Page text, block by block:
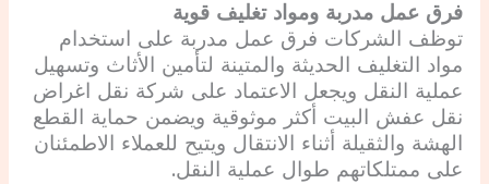
فرق عمل مدربة ومواد تغليف قوية
توظف الشركات فرق عمل مدربة على استخدام
مواد التغليف الحديثة والمتينة لتأمين الأثاث وتسهيل
عملية النقل ويجعل الاعتماد على شركة نقل اغراض
نقل عفش البيت أكثر موثوقية ويضمن حماية القطع
الهشة والثقيلة أثناء الانتقال ويتيح للعملاء الاطمئنان
على ممتلكاتهم طوال عملية النقل.